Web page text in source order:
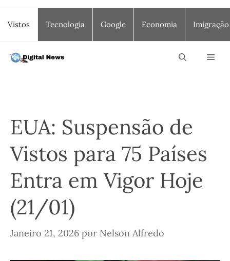
para
conteúdo
Vistos Tecnologia Google Economia Imigração
EUA: Suspensão de
Vistos para 75 Países
Entra em Vigor Hoje
(21/01)
Janeiro 21, 2026 por Nelson Alfredo